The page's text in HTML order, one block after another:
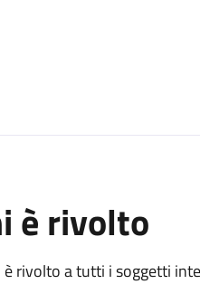
è rivolto
è rivolto a tutti i soggetti